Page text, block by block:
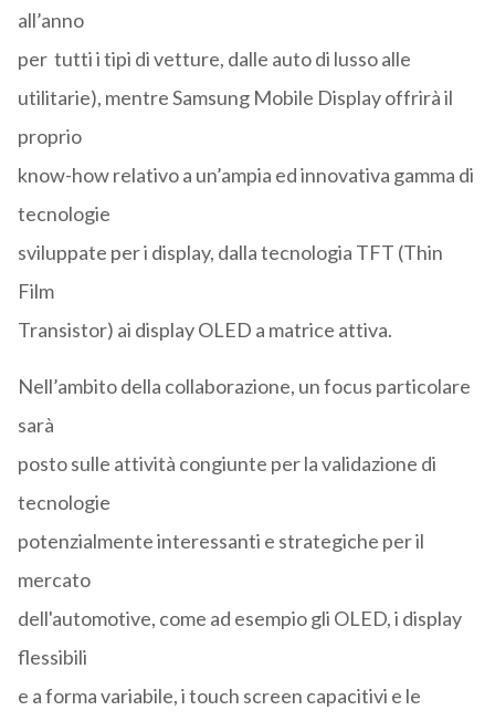
all’anno
per tutti i tipi di vetture, dalle auto di lusso alle
utilitarie), mentre Samsung Mobile Display offrirà il
proprio
know-how relativo a un’ampia ed innovativa gamma di
tecnologie
sviluppate per i display, dalla tecnologia TFT (Thin
Film
Transistor) ai display OLED a matrice attiva.
Nell’ambito della collaborazione, un focus particolare
sarà
posto sulle attività congiunte per la validazione di
tecnologie
potenzialmente interessanti e strategiche per il
mercato
dell'automotive, come ad esempio gli OLED, i display
flessibili
e a forma variabile, i touch screen capacitivi e le